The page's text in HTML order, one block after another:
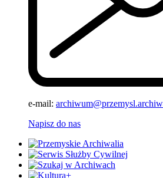
e-mail:
Napisz do nas